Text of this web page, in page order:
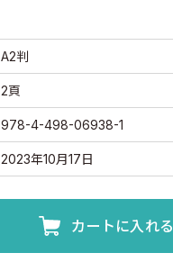
A2判
2頁
978-4-498-06938-1
2023年10月17日
カートに入れる